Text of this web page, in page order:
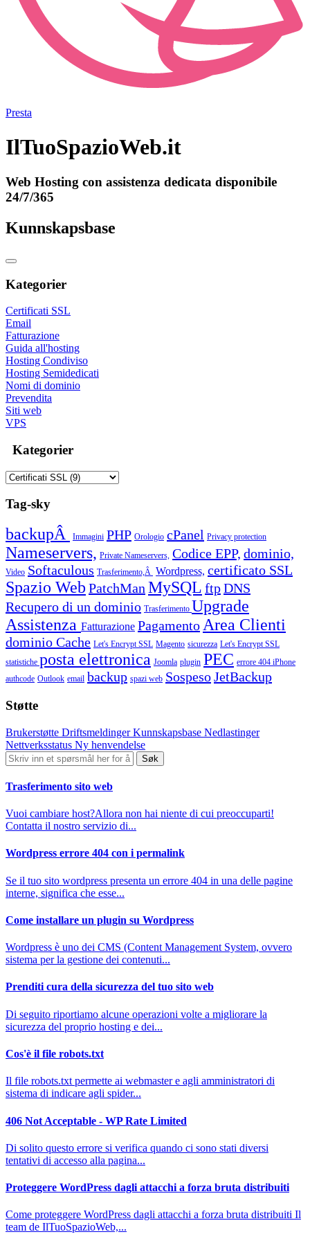
Presta
IlTuoSpazioWeb.it
Web Hosting con assistenza dedicata disponibile
24/7/365
Kunnskapsbase
Kategorier
Certificati SSL
Email
Fatturazione
Guida all'hosting
Hosting Condiviso
Hosting Semidedicati
Nomi di dominio
Prevendita
Siti web
VPS
Kategorier
Tag-sky
backupÂ Immagini PHP Orologio cPanel Privacy protection
Nameservers, Private Nameservers, Codice EPP, dominio,
Video Softaculous Trasferimento,Â Wordpress, certificato SSL
Spazio Web PatchMan MySQL ftpDNS
Recupero di un dominio Trasferimento Upgrade
Assistenza Fatturazione Pagamento Area Clienti
dominio Cache Let's Encrypt SSL Magento sicurezza Let's Encrypt SSL
statistiche posta elettronica Joomla plugin PEC errore 404 iPhone
authcode Outlook email backup spazi web SospesoJetBackup
Støtte
Brukerstøtte DriftsmeldingerKunnskapsbase Nedlastinger
Nettverksstatus Ny henvendelse
Trasferimento sito web
Vuoi cambiare host?Allora non hai niente di cui preoccuparti!
Contatta il nostro servizio di...
Wordpress errore 404 con i permalink
Se il tuo sito wordpress presenta un errore 404 in una delle pagine
interne, significa che esse...
Come installare un plugin su Wordpress
Wordpress è uno dei CMS (Content Management System, ovvero
sistema per la gestione dei contenuti...
Prenditi cura della sicurezza del tuo sito web
Di seguito riportiamo alcune operazioni volte a migliorare la
sicurezza del proprio hosting e dei...
Cos'è il file robots.txt
Il file robots.txt permette ai webmaster e agli amministratori di
sistema di indicare agli spider...
406 Not Acceptable - WP Rate Limited
Di solito questo errore si verifica quando ci sono stati diversi
tentativi di accesso alla pagina...
Proteggere WordPress dagli attacchi a forza bruta distribuiti
Come proteggere WordPress dagli attacchi a forza bruta distribuiti Il
team de IlTuoSpazioWeb,...